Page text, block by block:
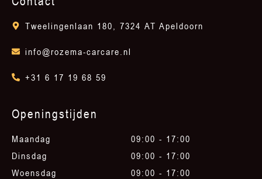
Tweelingenlaan 180, 7324 AT Apeldoorn
info@rozema-carcare.nl
+31 6 17 19 68 59
Openingstijden
Maandag
Dinsdag
Woensdag
09:00 - 17:00
09:00 - 17:00
09:00 - 17:00